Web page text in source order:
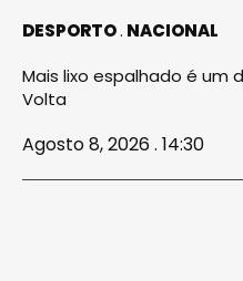
DESPORTO NACIONAL
Mais lixo espalhado é um
Volta
Agosto 8, 2026 . 14:30